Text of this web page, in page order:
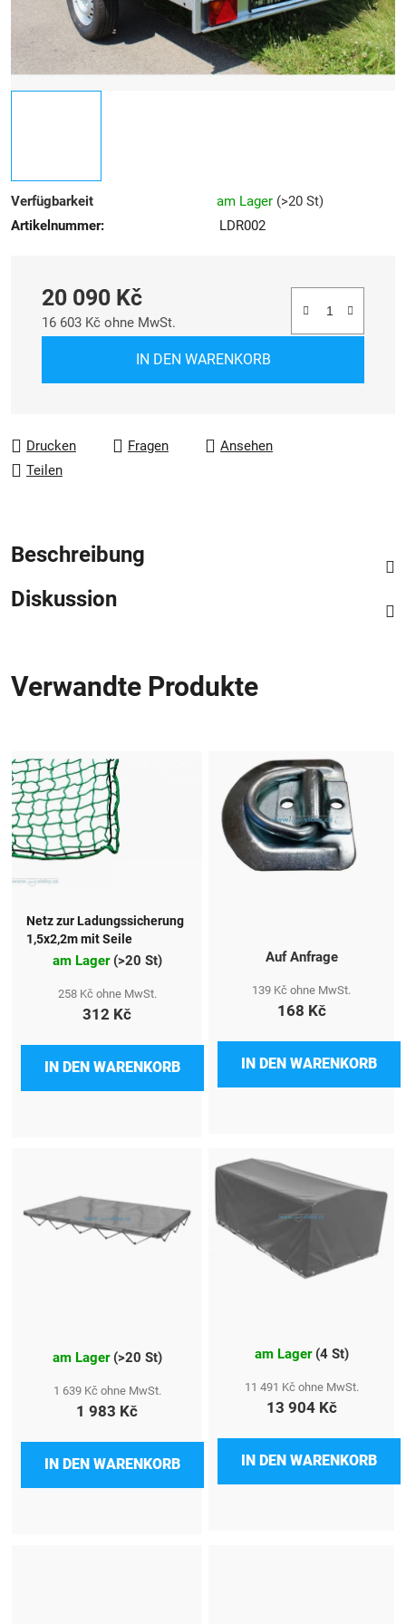
Verfügbarkeit am Lager (>20 St)
Artikelnummer:
LDR002
20 090 Kč
16 603 Kč ohne MwSt.
IN DEN WARENKORB
Drucken Fragen
Ansehen
Teilen
Beschreibung
Diskussion
Verwandte Produkte
Netz zur Ladungssicherung
1,5x2,2m mit Seile
am Lager (>20 St)
258 Kč ohne MwSt.
312 Kč
IN DEN WARENKORB
Auf Anfrage
139 Kč ohne MwSt.
168 Kč
IN DEN WARENKORB
am Lager (>20 St)
1 639 Kč ohne MwSt.
1 983 Kč
IN DEN WARENKORB
am Lager (4 St)
11 491 Kč ohne MwSt.
13 904 Kč
IN DEN WARENKORB